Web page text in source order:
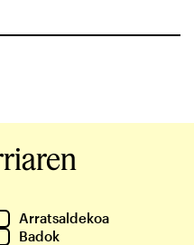
Arratsaldekoa
Badok